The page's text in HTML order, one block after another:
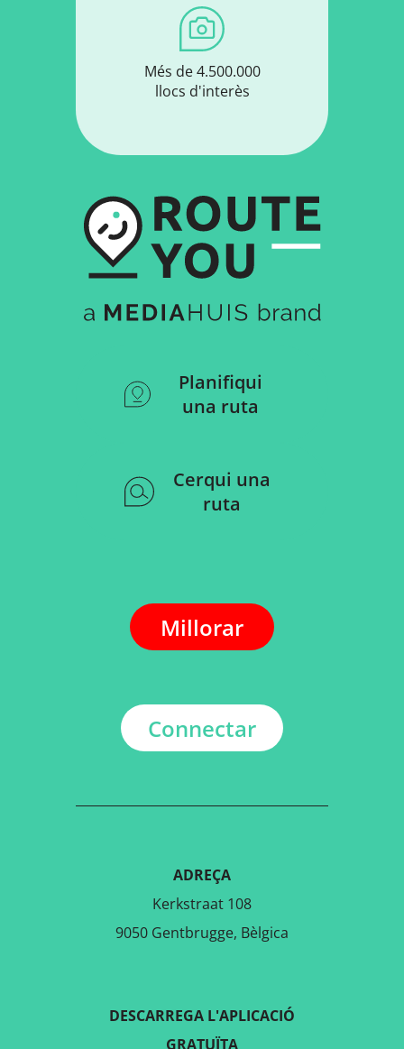
Més de 4.500.000
llocs d'interès
Planifiqui
una ruta
Cerqui una
ruta
Millorar
Connectar
ADREÇA
Kerkstraat 108
9050 Gentbrugge, Bèlgica
DESCARREGA L'APLICACIÓ
GRATUÏTA